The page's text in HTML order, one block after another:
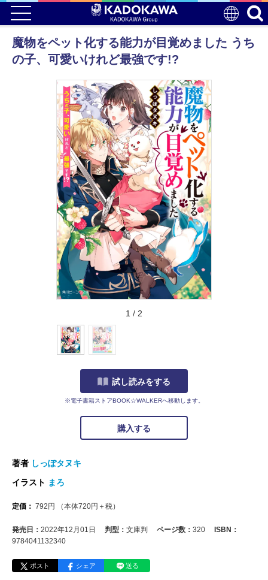
魔物をペット化する能力が目覚めました うち
の子、可愛いけれど最強です!?
1 / 2
試し読みをする
※電子書籍ストアBOOK☆WALKERへ移動します。
購入する
著者 しっぽタヌキ
イラスト まろ
定価： 792 円 （本体720円＋税）
発売日： 2022年12月01日 判型： 文庫判 ページ数： 320
ISBN：
9784041132340
ポスト シェア 送る